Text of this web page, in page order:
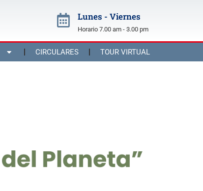
Lunes - Viernes
Horario 7.00 am - 3.00 pm
CIRCULARES TOUR VIRTUAL